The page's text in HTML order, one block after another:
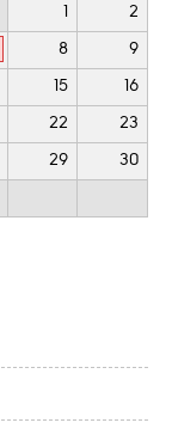
1 2
8 9
15 16
22 23
29 30